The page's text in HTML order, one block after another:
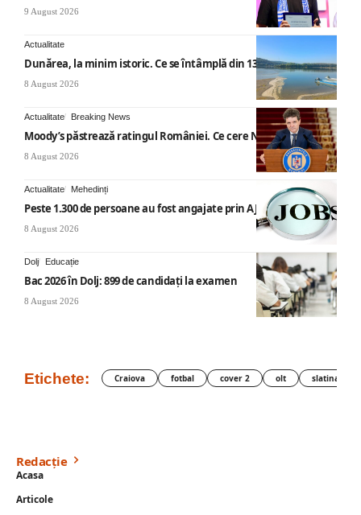
9 August 2026
Actualitate
Dunărea, la minim istoric. Ce se întâmplă din 13 august
8 August 2026
Actualitate Breaking News
Moody’s păstrează ratingul României. Ce cere Nicușor Dan
8 August 2026
Actualitate Mehedinți
Peste 1.300 de persoane au fost angajate prin AJOFM Mehedinți
8 August 2026
Dolj Educație
Bac 2026 în Dolj: 899 de candidați la examen
8 August 2026
Etichete: Craiova fotbal cover 2 olt slatina
Redacție
Acasa
Articole